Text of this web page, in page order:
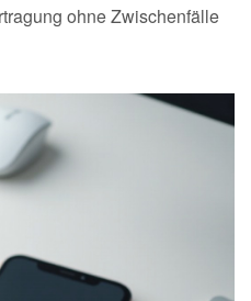
ohne Zwischenfälle